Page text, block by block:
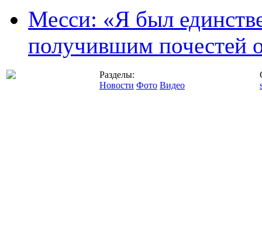
Месси: «Я был
получившим почестей
Разделы:
Новости Фото Видео